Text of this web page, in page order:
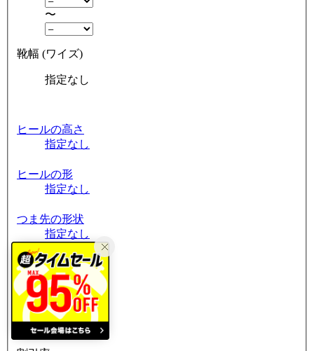
〜
靴幅 (ワイズ)
指定なし
ヒールの高さ
指定なし
ヒールの形
指定なし
つま先の形状
指定なし
筒周り
指定なし
素材
指定なし